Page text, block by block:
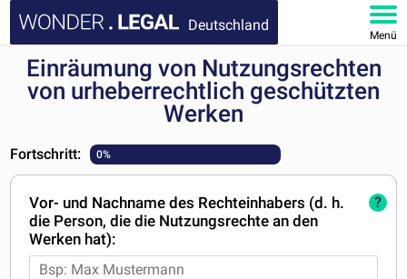
Deutschland
Menü
HOMEPAGE
FAQ
KONTAKT
MEIN KONTO
Einräumung von Nutzungsrechten
von urheberrechtlich geschützten
Werken
Fortschritt: 0%
Vor- und Nachname des Rechteinhabers (d. h.
die Person, die die Nutzungsrechte an den
Werken hat):
?